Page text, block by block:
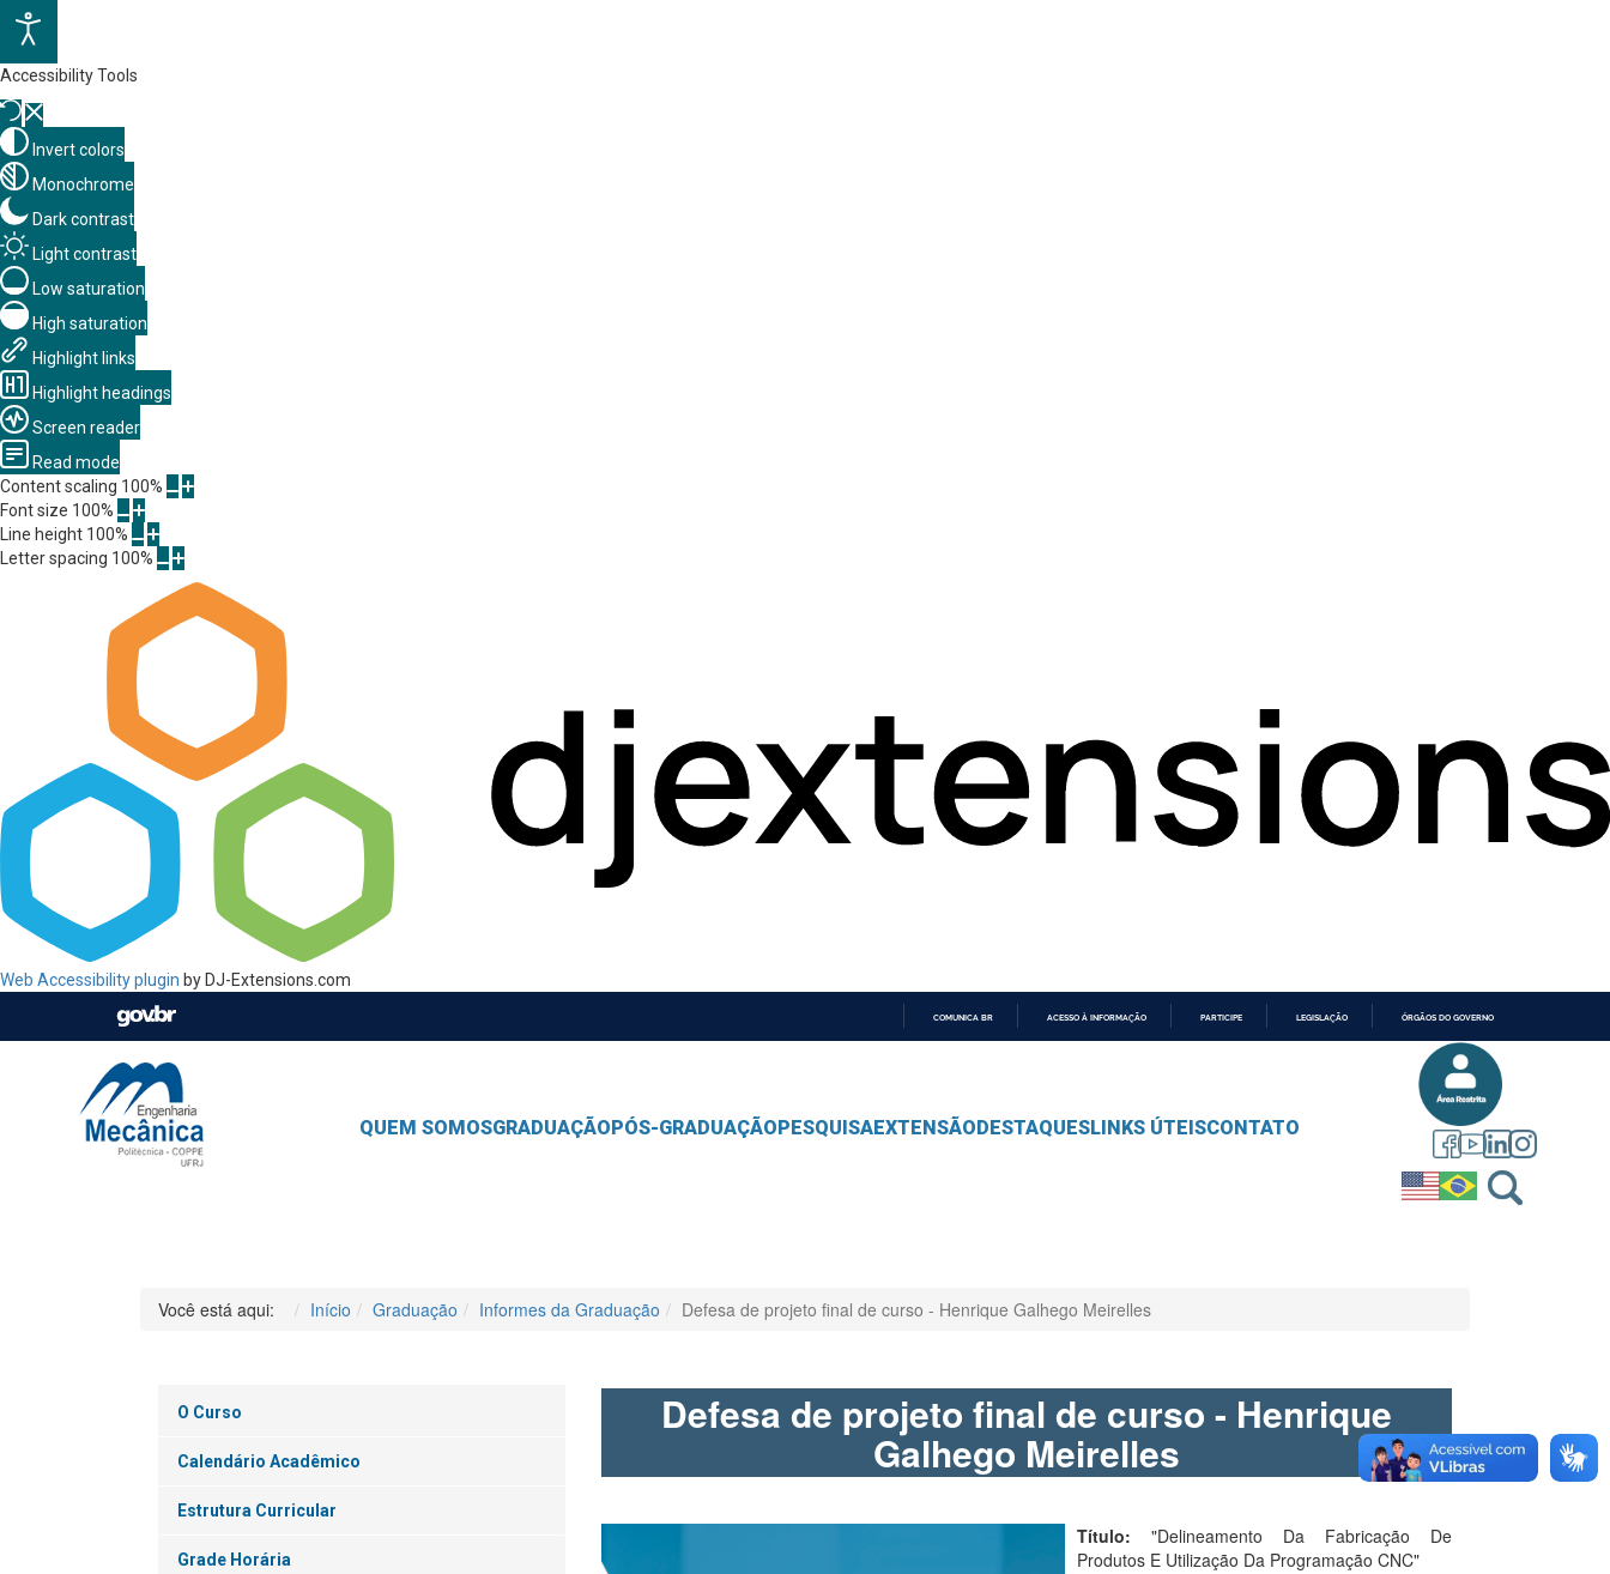
Accessibility Tools
Invert colors
Monochrome
Dark contrast
Light contrast
Low saturation
High saturation
Highlight links
Highlight headings
Screen reader
Read mode
Content scaling 100%
Font size 100%
Line height 100%
Letter spacing 100%
Web Accessibility plugin by DJ-Extensions.com
COMUNICA BR ACESSO À INFORMAÇÃO PARTICIPE LEGISLAÇÃO ÓRGÃOS DO GOVERNO
QUEM SOMOSGRADUAÇÃO PÓS-GRADUAÇÃO PESQUISAEXTENSÃO DESTAQUESLINKS ÚTEISCONTATO
Você está aqui: Início Graduação Informes da Graduação Defesa de projeto final de curso - Henrique Galhego Meirelles
O Curso
Calendário Acadêmico
Estrutura Curricular
Grade Horária
Defesa de projeto final de curso - Henrique
Galhego Meirelles
Título: "Delineamento Da Fabricação De
Produtos E Utilização Da Programação CNC"